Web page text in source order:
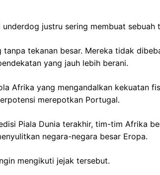
underdog justru sering membuat sebuah
tanpa tekanan besar. Mereka tidak
yang jauh lebih berani.
Afrika yang mengandalkan kekuatan
merepotkan Portugal.
Piala Dunia terakhir, tim-tim Afrika
negara-negara besar Eropa.
mengikuti jejak tersebut.